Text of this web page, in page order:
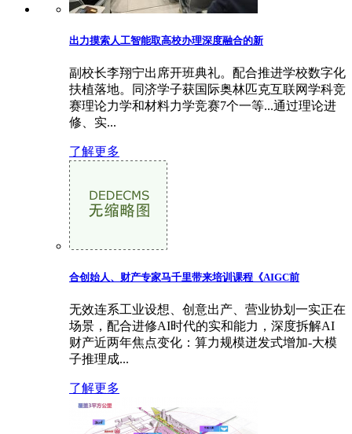
出力摸索人工智能取高校办理深度融合的新
副校长李翔宁出席开班典礼。配合推进学校数字化
扶植落地。同济学子获国际奥林匹克互联网学科竞
赛理论力学和材料力学竞赛7个一等...通过理论进
修、实...
了解更多
合创始人、财产专家马千里带来培训课程《AIGC前
无效连系工业设想、创意出产、营业协划一实正在
场景，配合进修AI时代的实和能力，深度拆解AI
财产近两年焦点变化：算力规模迸发式增加-大模
子推理成...
了解更多